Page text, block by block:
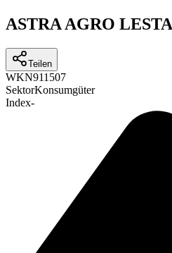
ASTRA AGRO LESTA
Teilen
WKN911507
SektorKonsumgüter
Index-